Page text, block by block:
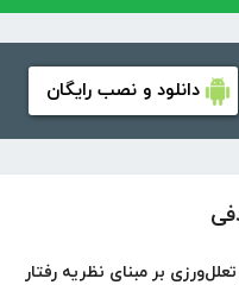
دانلود و نصب رایگان
بر مبنای نظریه رفتار